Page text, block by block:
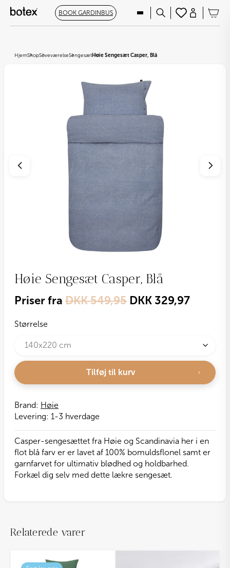
BOOK GARDINBUS
HjemShopSoveværelseSengesætHøie Sengesæt Casper, Blå
Høie Sengesæt Casper, Blå
Brand: Høie
Levering: 1-3 hverdage
Casper-sengesættet fra Høie og Scandinavia her i en
flot blå farv er er lavet af 100% bomuldsflonel samt er
garnfarvet for ultimativ blødhed og holdbarhed.
Forkæl dig selv med dette lækre sengesæt.
Priser fra DKK549,95 DKK 329,97
Størrelse
Tilføj til kurv
Relaterede varer